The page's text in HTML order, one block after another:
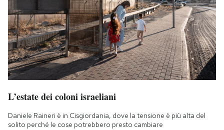
L’estate dei coloni israeliani
Daniele Raineri è in Cisgiordania, dove la tensione è più alta del
solito perché le cose potrebbero presto cambiare